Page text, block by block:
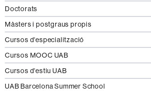
Doctorats
Màsters i postgraus propis
Cursos d'especialització
Cursos MOOC UAB
Cursos d'estiu UAB
UAB Barcelona Summer School